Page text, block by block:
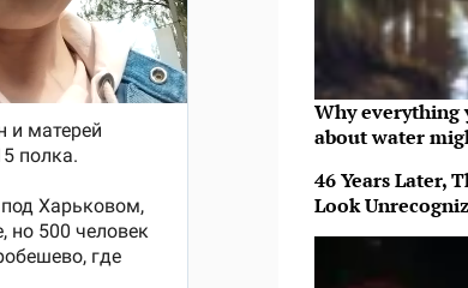
Why everything
about water
46 Years Later,
Look